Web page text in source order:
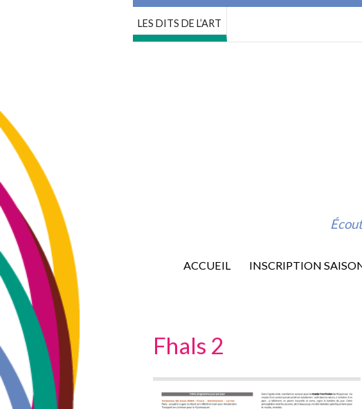
LES DITS DE L’ART
ACCUEIL INSCRIPTION
Fhals 2